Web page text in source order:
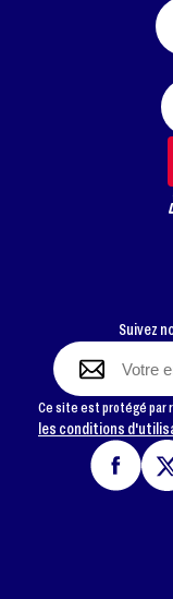
Suivez
Ce site est protégé par
les conditions